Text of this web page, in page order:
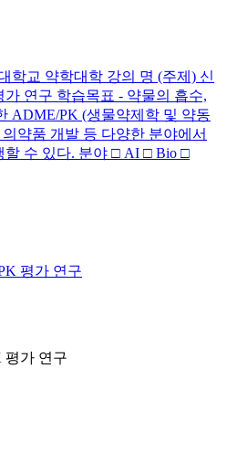
학교 약학대학 강의 명 (주제) 신
연구 학습목표 - 약물의 흡수,
ADME/PK (생물약제학 및 약동
약품 개발 등 다양한 분야에서
수 있다. 분야 □ AI □ Bio □
평가 연구